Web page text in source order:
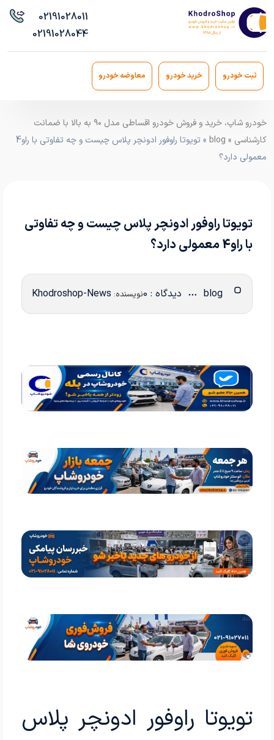
02191028011
02191028044
ثبت خودرو خرید خودرو معاوضه خودرو
خودرو شاپ، خرید و فروش خودرو اقساطی مدل ۹۰ به بالا با ضمانت
کارشناسی »
blog
» تویوتا راوفور ادونچر پلاس چیست و چه تفاوتی با راو4
معمولی دارد؟
تویوتا راوفور ادونچر پلاس چیست و چه تفاوتی
با راو4 معمولی دارد؟
دیدگاه : 0 نویسنده: Khodroshop-News
تویوتا راوفور ادونچر پلاس